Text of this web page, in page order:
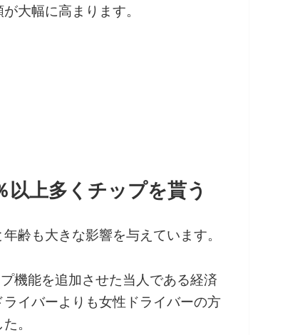
大幅に高まります。
上多くチップを貰う
齢も大きな影響を与えています。
機能を追加させた当人である経済
イバーよりも女性ドライバーの方
。